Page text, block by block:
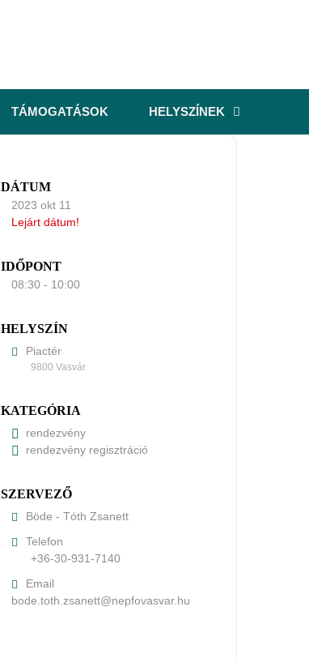
TÁMOGATÁSOK HELYSZÍNEK
DÁTUM
2023 okt 11
Lejárt dátum!
IDŐPONT
08:30 - 10:00
HELYSZÍN
Piactér
9800 Vasvár
KATEGÓRIA
rendezvény
rendezvény regisztráció
SZERVEZŐ
Böde - Tóth Zsanett
Telefon
+36-30-931-7140
Email
uh.ravsavofpen@ttenasz.htot.edob